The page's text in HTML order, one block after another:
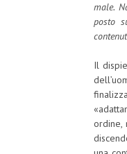
male.
posto
Il
ordine,